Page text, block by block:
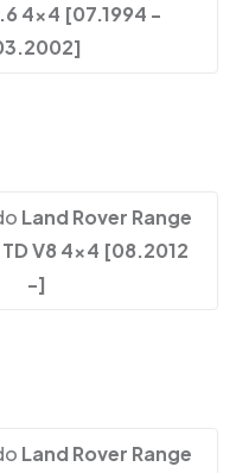
4x4 [07.1994 -
Land Rover Range
V8 4x4 [08.2012
-]
Land Rover Range